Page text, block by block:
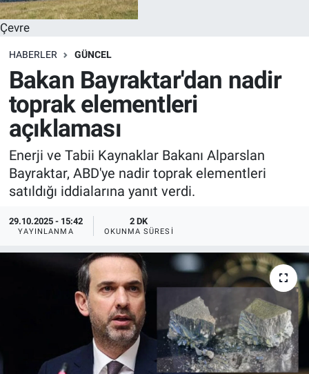
Çevre
HABERLER GÜNCEL
Bakan Bayraktar'dan nadir
toprak elementleri
açıklaması
Enerji ve Tabii Kaynaklar Bakanı Alparslan
Bayraktar, ABD'ye nadir toprak elementleri
satıldığı iddialarına yanıt verdi.
29.10.2025 - 15:42
YAYINLANMA
2 DK
OKUNMA SÜRESI